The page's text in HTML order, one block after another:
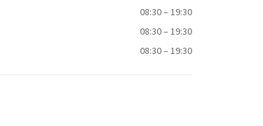
08:30– 19:30
08:30– 19:30
08:30– 19:30